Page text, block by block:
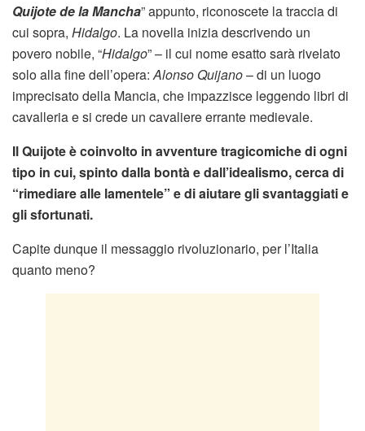
Quijote de la Mancha” appunto, riconoscete la traccia di
cui sopra, Hidalgo. La novella inizia descrivendo un
povero nobile, “Hidalgo” – il cui nome esatto sarà rivelato
solo alla fine dell’opera:Alonso Quijano– di un luogo
imprecisato della Mancia, che impazzisce leggendo libri di
cavalleria e si crede un cavaliere errante medievale.
Il Quijote è coinvolto in avventure tragicomiche di ogni
tipo in cui, spinto dalla bontà e dall’idealismo, cerca di
“rimediare alle lamentele” e di aiutare gli svantaggiati e
gli sfortunati.
Capite dunque il messaggio rivoluzionario, per l’Italia
quanto meno?